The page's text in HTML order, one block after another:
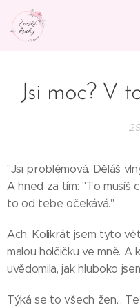
Jsi moc? V
"Jsi problémová. Děláš
A hned za tím: "To musíš
to od tebe očekává."
Ach. Kolikrát jsem tyto
malou holčičku ve mně. A
uvědomila, jak hluboko
Týká se to všech žen...